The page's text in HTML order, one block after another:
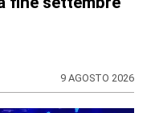
inspiegabile».
passato
9 AGOSTO 2026